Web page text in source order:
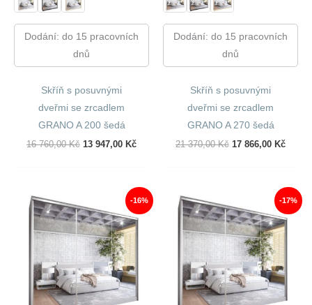
Dodání: do 15 pracovních
dnů
Skříň s posuvnými
dveřmi se zrcadlem
GRANO A 200 šedá
16 760,00Kč Původní
13 947,00 KčAktuální
947,00 Kč.
Dodání: do 15 pracovních
dnů
Skříň s posuvnými
dveřmi se zrcadlem
GRANO A 270 šedá
21 370,00Kč Původní
17 866,00 Kč
-16% -17%